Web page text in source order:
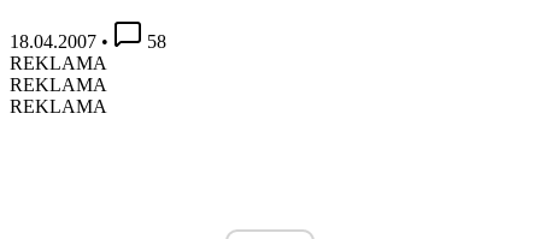
18.04.2007 •
58
REKLAMA
REKLAMA
REKLAMA